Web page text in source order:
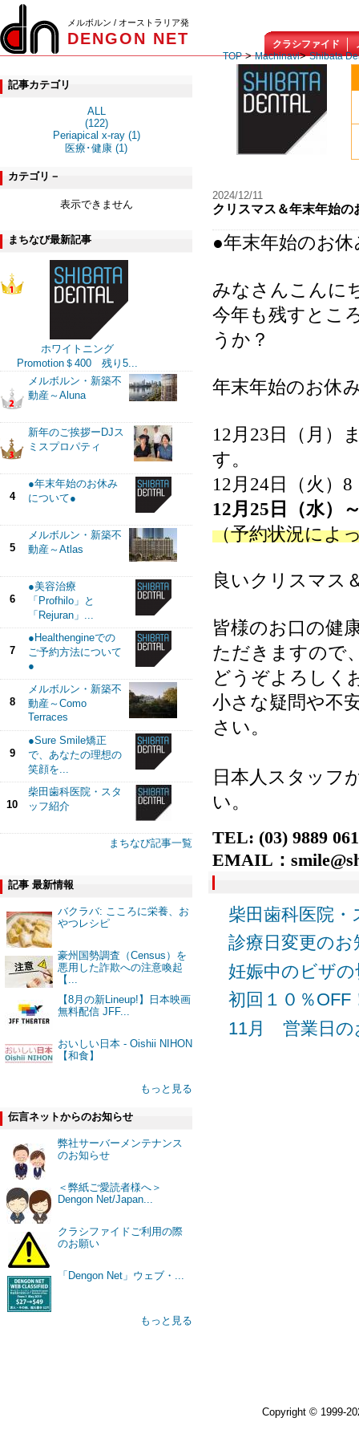
メルボルン / オーストラリア発
DENGON NET クラシファイド
記事カテゴリ
ALL
(122)
Periapical x-ray (1)
医療･健康 (1)
カテゴリ－
表示できません
まちなび最新記事
ホワイトニング
Promotion＄400 残り5...
メルボルン・新築不
動産～Aluna
新年のご挨拶ーDJス
ミスプロパティ
4
●年末年始のお休み
について●
5
メルボルン・新築不
動産～Atlas
6
●美容治療
「Profhilo」と
「Rejuran」...
7
●Healthengineでの
ご予約方法について
●
8
メルボルン・新築不
動産～Como
Terraces
9
●Sure Smile矯正
で、あなたの理想の
笑顔を...
10
柴田歯科医院・スタ
ッフ紹介
まちなび記事一覧
記事 最新情報
バクラバ: こころに栄養、お
やつレシピ
豪州国勢調査（Census）を
悪用した詐欺への注意喚起
【...
【8月の新Lineup!】日本映画
無料配信 JFF...
おいしい日本 - Oishii NIHON
【和食】
もっと見る
伝言ネットからのお知らせ
弊社サーバーメンテナンス
のお知らせ
＜弊紙ご愛読者様へ＞
Dengon Net/Japan...
クラシファイドご利用の際
のお願い
「Dengon Net」ウェブ・...
もっと見る
TOP> Machinavi> Shibata
2024/12/11
クリスマス＆年末年始
●年末年始のお
みなさんこんに
今年も残すとこ
うか？
年末年始のお休
12月 23 日（月）
す。
12月 24日（火） 8
12月 25 日（水）
（予約状況によ
良いクリスマス
皆様のお口の健
ただきますので
どうぞよろしく
小さな疑問や不
さい。
日本人スタッフ
い。
TEL: (03) 9889
EMAIL ：
柴田歯科医院
診療日変更の
妊娠中のビザ
初回１０％
11月 営業日の
Copyright © 1999-